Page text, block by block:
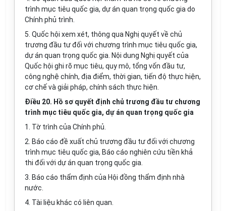
trình mục tiêu quốc gia, dự án quan trọng quốc gia do
Chính phủ trình.
5. Quốc hội xem xét, thông qua Nghị quyết về chủ
trương đầu tư đối với chương trình mục tiêu quốc gia,
dự án quan trọng quốc gia. Nội dung Nghị quyết của
Quốc hội ghi rõ mục tiêu, quy mô, tổng vốn đầu tư,
công nghệ chính, địa điểm, thời gian, tiến độ thực hiện,
cơ chế và giải pháp, chính sách thực hiện.
Điều 20. Hồ sơ quyết định chủ trương đầu tư chương
trình mục tiêu quốc gia, dự án quan trọng quốc gia
1. Tờ trình của Chính phủ.
2. Báo cáo đề xuất chủ trương đầu tư đối với chương
trình mục tiêu quốc gia, Báo cáo nghiên cứu tiền khả
thi đối với dự án quan trọng quốc gia.
3. Báo cáo thẩm định của Hội đồng thẩm định nhà
nước.
4. Tài liệu khác có liên quan.